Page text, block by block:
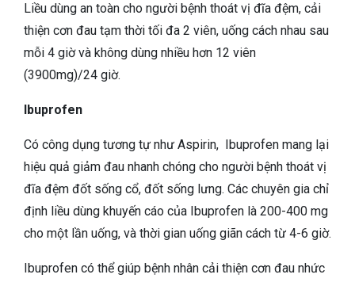
Liều dùng an toàn cho người bệnh thoát vị đĩa đệm, cải
thiện cơn đau tạm thời tối đa 2 viên, uống cách nhau sau
mỗi 4 giờ và không dùng nhiều hơn 12 viên
(3900mg)/24 giờ.
Ibuprofen
Có công dụng tương tự như Aspirin, Ibuprofen mang lại
hiệu quả giảm đau nhanh chóng cho người bệnh thoát vị
đĩa đệm đốt sống cổ, đốt sống lưng. Các chuyên gia chỉ
định liều dùng khuyến cáo của Ibuprofen là 200-400 mg
cho một lần uống, và thời gian uống giãn cách từ 4-6 giờ.
Ibuprofen có thể giúp bệnh nhân cải thiện cơn đau nhức